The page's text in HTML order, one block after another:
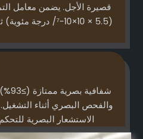
قصيرة الأجل. يضمن معامل
(5.5 × 10×10-⁷/ درجة
والفحص البصري أثناء
الاستشعار البصرية